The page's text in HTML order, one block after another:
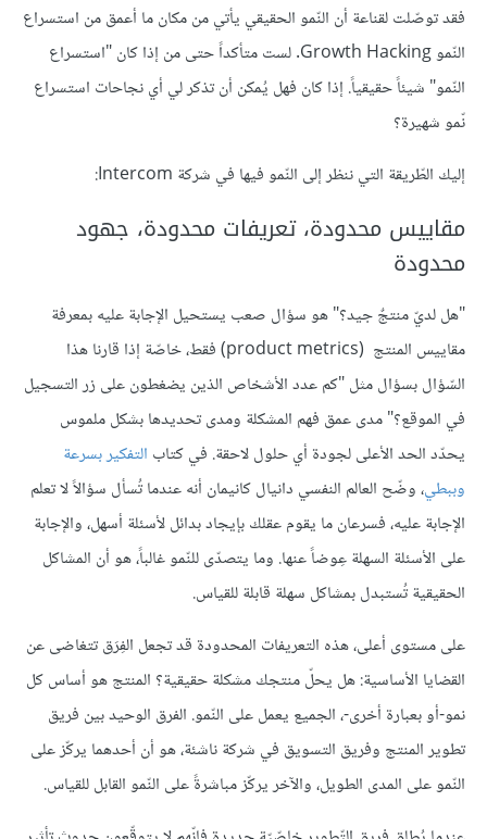
فقد توصّلت لقناعة أن النّمو الحقيقي يأتي من مكان ما أعمق من استسراع
النّمو Growth Hacking. لست متأكداً حتى من إذا كان "استسراع
النّمو" شيئاً حقيقياً. إذا كان فهل يُمكن أن تذكر لي أي نجاحات استسراع
نّمو شهيرة؟
إليك الطّريقة التي ننظر إلى النّمو فيها في شركة Intercom:
مقاييس محدودة، تعريفات محدودة، جهود
محدودة
"هل لديّ منتجٌ جيد؟" هو سؤال صعب يستحيل الإجابة عليه بمعرفة
مقاييس المنتج (product metrics) فقط، خاصّة إذا قارنا هذا
السّؤال بسؤال مثل "كم عدد الأشخاص الذين يضغطون على زر التسجيل
في الموقع؟" مدى عمق فهم المشكلة ومدى تحديدها بشكل ملموس
يحدّد الحد الأعلى لجودة أي حلول لاحقة. في كتاب التفكير بسرعة
وببطي، وضّح العالم النفسي دانيال كانيمان أنه عندما تُسأل سؤالاً لا تعلم
الإجابة عليه، فسرعان ما يقوم عقلك بإيجاد بدائل لأسئلة أسهل، والإجابة
على الأسئلة السهلة عِوضاً عنها. وما يتصدّى للنّمو غالباً، هو أن المشاكل
الحقيقية تُستبدل بمشاكل سهلة قابلة للقياس.
على مستوى أعلى، هذه التعريفات المحدودة قد تجعل الفِرَق تتغاضى عن
القضايا الأساسية: هل يحلّ منتجك مشكلة حقيقية؟ المنتج هو أساس كل
نمو-أو بعبارة أخرى-، الجميع يعمل على النّمو. الفرق الوحيد بين فريق
تطوير المنتج وفريق التسويق في شركة ناشئة، هو أن أحدهما يركّز على
النّمو على المدى الطويل، والآخر يركّز مباشرةً على النّمو القابل للقياس.